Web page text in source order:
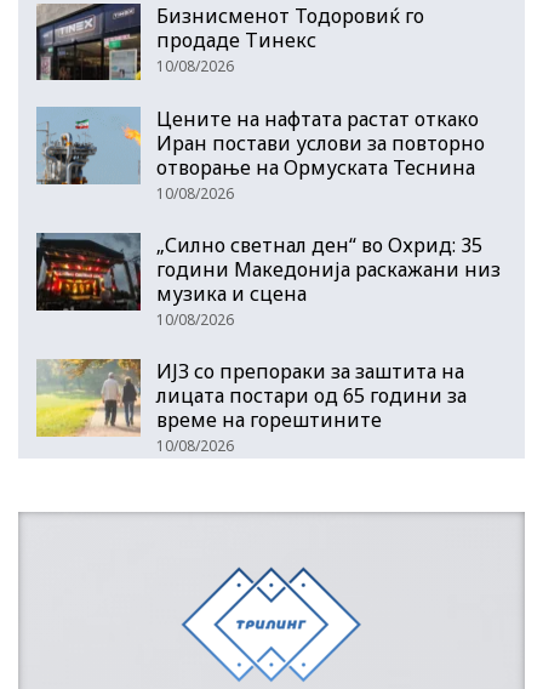
Бизнисменот Тодоровиќ го
продаде Тинекс
10/08/2026
Цените на нафтата растат откако
Иран постави услови за повторно
отворање на Ормуската Теснина
10/08/2026
„Силно светнал ден“ во Охрид: 35
години Македонија раскажани низ
музика и сцена
10/08/2026
ИЈЗ со препораки за заштита на
лицата постари од 65 години за
време на горештините
10/08/2026